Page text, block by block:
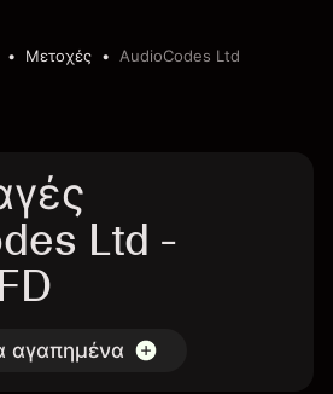
Μετοχές AudioCodes Ltd
Ltd -
αγαπημένα